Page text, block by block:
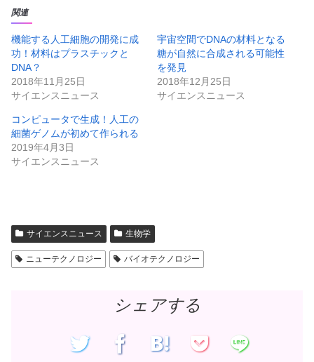
t
t
e
r
で
共
有
(
し
い
ウ
ィ
ン
ド
ウ
共
有
す
は
ク
リ
ク
し
て
く
だ
さ
い
ン
ド
ウ
で
開
き
関連
機能する人工細胞の開発に成
功！材料はプラスチックと
DNA？
2018年11月25日
サイエンスニュース
宇宙空間でDNAの材料となる
糖が自然に合成される可能性
を発見
2018年12月25日
サイエンスニュース
コンピュータで生成！人工の
細菌ゲノムが初めて作られる
2019年4月3日
サイエンスニュース
サイエンスニュース 生物学
ニューテクノロジー バイオテクノロジー
シェアする